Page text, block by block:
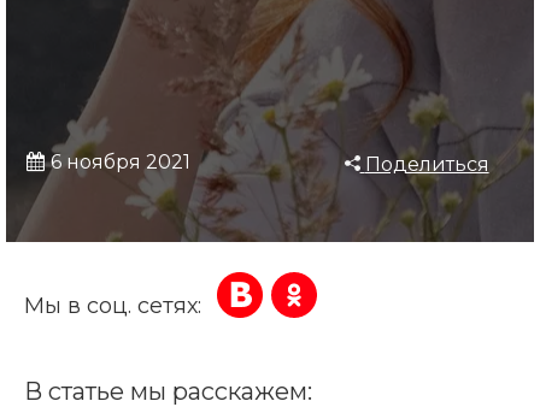
6 ноября 2021 Поделиться
Мы в соц. сетях:
В статье мы расскажем: